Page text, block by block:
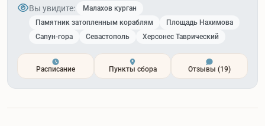
Вы увидите:
Малахов курган
Памятник затопленным кораблям
Площадь Нахимова
Сапун-гора
Севастополь Херсонес Таврический
Расписание Пункты сбора Отзывы (19)